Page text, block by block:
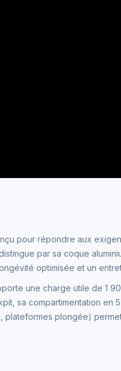
pour répondre aux
par sa coque
optimisée et un
une charge utile de 1
sa compartimentation en
plateformes plongée)